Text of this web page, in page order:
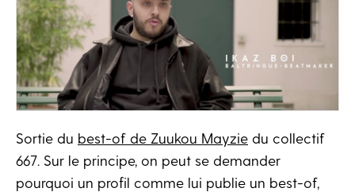
Sortie du best-of de Zuukou Mayzie du collectif
667. Sur le principe, on peut se demander
pourquoi un profil comme lui publie un best-of,